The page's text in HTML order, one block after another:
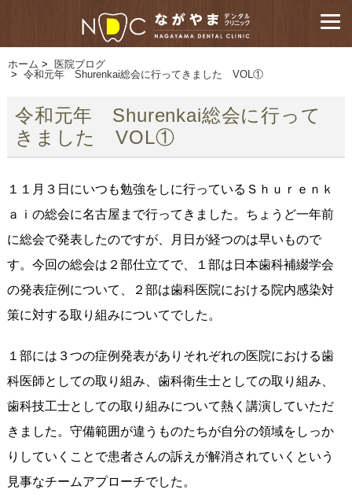
ホーム > 医院ブログ
> 令和元年 Shurenkai総会に行ってきました VOL①
令和元年 Shurenkai総会に行って
きました VOL①
１１月３日にいつも勉強をしに行っているＳｈｕｒｅｎｋ
ａｉの総会に名古屋まで行ってきました。ちょうど一年前
に総会で発表したのですが、月日が経つのは早いもので
す。今回の総会は２部仕立てで、１部は日本歯科補綴学会
の発表症例について、２部は歯科医院における院内感染対
策に対する取り組みについてでした。
１部には３つの症例発表がありそれぞれの医院における歯
科医師としての取り組み、歯科衛生士としての取り組み、
歯科技工士としての取り組みについて熱く講演していただ
きました。守備範囲が違うものたちが自分の領域をしっか
りしていくことで患者さんの訴えが解消されていくという
見事なチームアプローチでした。